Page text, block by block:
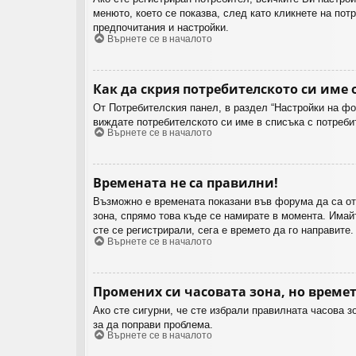
менюто, което се показва, след като кликнете на
предпочитания и настройки.
Върнете се в началото
Как да скрия потребителското си име
От Потребителския панел, в раздел “Настройки на
виждате потребителското си име в списъка с
Върнете се в началото
Времената не са правилни!
Възможно е времената показани във форума да са
зона, спрямо това къде се намирате в момента.
сте се регистрирали, сега е времето да го направите.
Върнете се в началото
Промених си часовата зона, но
Ако сте сигурни, че сте избрали правилната
за да поправи проблема.
Върнете се в началото